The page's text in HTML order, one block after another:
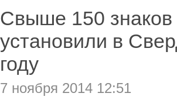
Свыше 150 знаков
установили в
году
7 ноября 2014 12:51